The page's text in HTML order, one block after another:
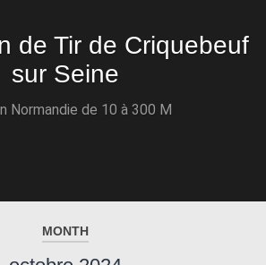
de Tir de Criquebeuf
sur Seine
Normandie de 10 à 300 M
MONTH